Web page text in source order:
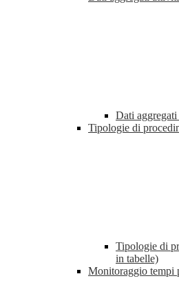
Dati
Tipologie di
Tipologie di
in tabelle)
Monitoraggio tempi